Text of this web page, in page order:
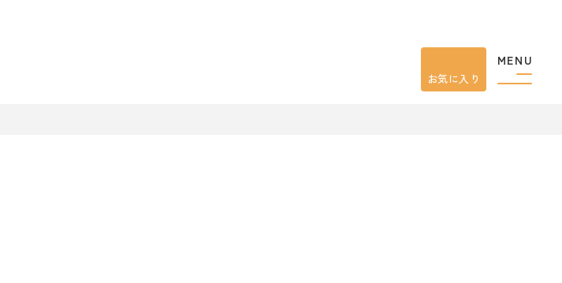
MENU
お気に入り